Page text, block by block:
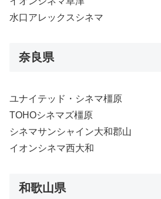
水口アレックスシネマ
奈良県
ユナイテッド・シネマ橿原
TOHOシネマズ橿原
シネマサンシャイン大和郡山
イオンシネマ西大和
和歌山県